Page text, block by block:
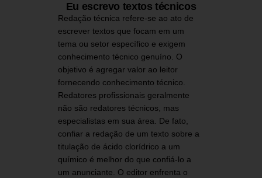
Eu escrevo textos técnicos
Redação técnica refere-se ao ato de
escrever textos que focam em um
tema ou setor específico e exigem
conhecimento técnico genuíno. O
objetivo é agregar valor ao leitor
fornecendo conhecimento técnico.
Redatores profissionais geralmente
não são redatores técnicos, mas
especialistas em sua área. De fato,
confiar a redação de um texto sobre a
titulação de ácido clorídrico a um
químico é melhor do que confiá-lo a
um anunciante. O editor enfrenta o